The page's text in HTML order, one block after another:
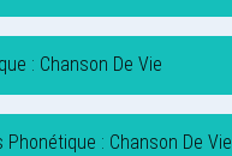
: Chanson De Vie
Phonétique : Chanson De Vie